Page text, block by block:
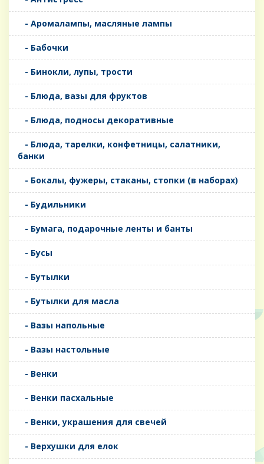
- Аромалампы, масляные лампы
- Бабочки
- Бинокли, лупы, трости
- Блюда, вазы для фруктов
- Блюда, подносы декоративные
- Блюда, тарелки, конфетницы, салатники,
банки
- Бокалы, фужеры, стаканы, стопки (в наборах)
- Будильники
- Бумага, подарочные ленты и банты
- Бусы
- Бутылки
- Бутылки для масла
- Вазы напольные
- Вазы настольные
- Венки
- Венки пасхальные
- Венки, украшения для свечей
- Верхушки для елок